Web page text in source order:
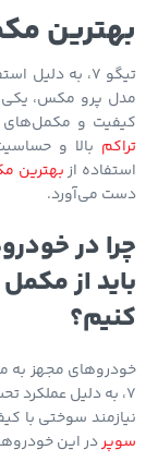
مکمل
پرو مکس، یکی از
و مکمل‌های
بالا و حساسیت به
ازبهترین مکمل
می‌آورد.
در
از مکمل
مجهز به
به دلیل عملکرد تحت
سوختی با کیفیت
در این خودروها دلایل